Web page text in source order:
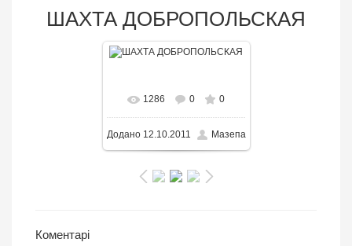
ШАХТА ДОБРОПОЛЬСКАЯ
1596x1022/ 191.8KB
1286 0 0
Додано12.10.2011 Мазепа
Коментарі